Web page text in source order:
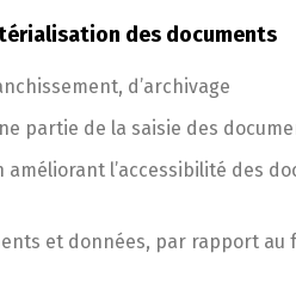
des documents
d’archivage
partie de la saisie des
l’accessibilité des
et données, par rapport